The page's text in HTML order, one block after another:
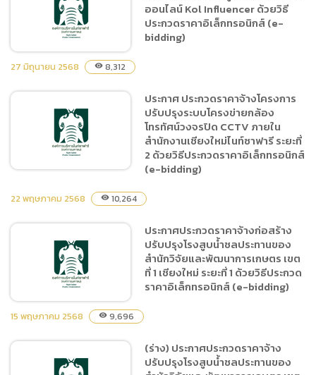
และแสดง Cowboy Show
ประจำปี 2569 ระยะเวลา 12
เดือน (ตุลาคม 2568 –
กันยายน 2569)
โฆษณาประชาสัมพันธ์ผ่านผู้มี
อิทธิพลทางสื่อออนไลน์ Kol
Influencer ด้วยวิธีประกวด
ราคาอิเล็กทรอนิกส์ (e-
ออนไลน์ Kol Influencer ด้วยวิธี
ประกวดราคาอิเล็กทรอนิกส์ (e-
bidding)
27 มิถุนายน 2568 visibility 8,312
ประกาศ ประกวดราคาจ้าง
ข่ายกล้องโทรทัศน์วงจรปิด
CCTV ภายในสำนักงานเชียง
ใหม่ไนท์ซาฟารี ระยะที่ 2 ด้วย
วิธีประกวดราคา
อิเล็กทรอนิกส์ (e-bidding)
ประกาศ ประกวดราคาจ้างโครงการ
ปรับปรุงระบบโครงข่ายกล้อง
โทรทัศน์วงจรปิด CCTV ภายใน
สำนักงานเชียงใหม่ไนท์ซาฟารี ระยะที่
2 ด้วยวิธีประกวดราคาอิเล็กทรอนิกส์
(e-bidding)
22 พฤษภาคม 2568 visibility 10,264
ก่อสร้างปรับปรุงโรงสูบน้ำ
ประกาศประกวดราคาจ้างก่อสร้าง
ปรับปรุงโรงสูบน้ำชลประทานของ
สำนักวิจัยและพัฒนาการเกษตร เขต
ที่ 1 เชียงใหม่ ระยะที่ 1 ด้วยวิธีประกวด
ราคาอิเล็กทรอนิกส์ (e-bidding)
15 พฤษภาคม 2568 visibility 9,696
(ร่าง) ประกาศประกวดราคาจ้าง
ปรับปรุงโรงสูบน้ำชลประทานของ